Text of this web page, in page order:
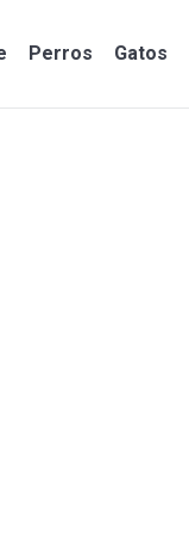
Perros Gatos
Perros Gatos